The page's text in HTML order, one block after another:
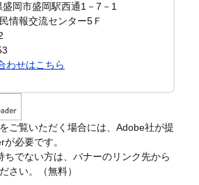
盛岡市盛岡駅西通1－7－1
情報交流センター5Ｆ
わせはこちら
ご覧いただく場合には、Adobe社が提
必要です。
でない方は、バナーのリンク先から
さい。（無料）